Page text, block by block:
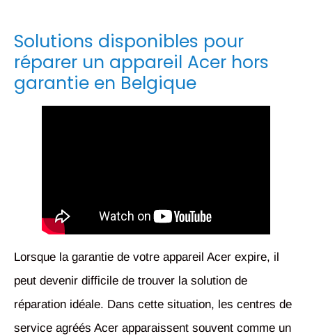
Solutions disponibles pour
réparer un appareil Acer hors
garantie en Belgique
Lorsque la garantie de votre appareil Acer expire, il
peut devenir difficile de trouver la solution de
réparation idéale. Dans cette situation, les centres de
service agréés Acer apparaissent souvent comme un